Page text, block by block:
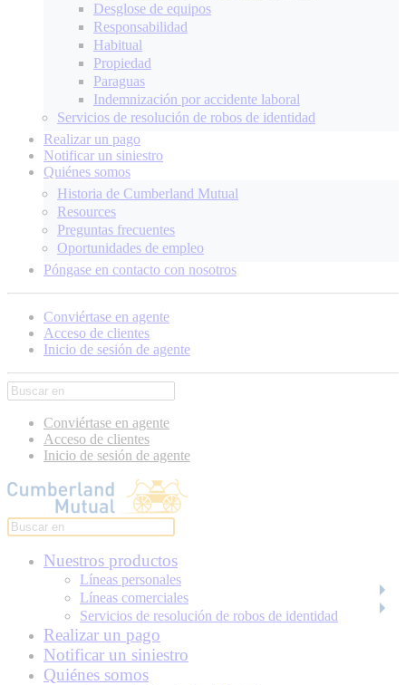
Desglose de equipos
Responsabilidad
Habitual
Propiedad
Paraguas
Indemnización por accidente laboral
Servicios de resolución de robos de identidad
Realizar un pago
Notificar un siniestro
Quiénes somos
Historia de Cumberland Mutual
Resources
Preguntas frecuentes
Oportunidades de empleo
Póngase en contacto con nosotros
Conviértase en agente
Acceso de clientes
Inicio de sesión de agente
Conviértase en agente
Acceso de clientes
Inicio de sesión de agente
Nuestros productos
Líneas personales
Líneas comerciales
Servicios de resolución de robos de identidad
Realizar un pago
Notificar un siniestro
Quiénes somos